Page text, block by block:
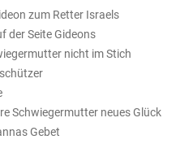
zum Retter Israels
der Seite Gideons
nicht im Stich
Schwiegermutter neues Glück
Gebet